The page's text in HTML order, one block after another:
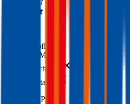
Haftpflicht
€ 20 Mio.
Freischaden
Assistance
Monatliche Prämie